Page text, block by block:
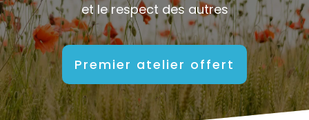
et le respect des autres
Premier atelier offert